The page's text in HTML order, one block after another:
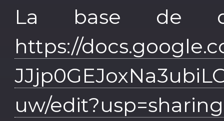
La base de
https://
uw/edit?usp=sharing